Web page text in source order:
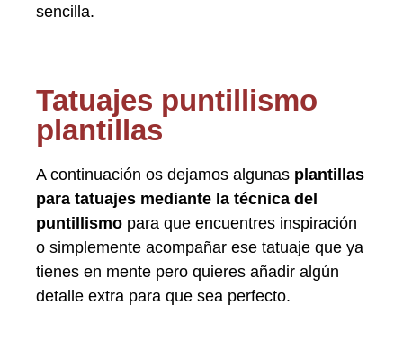
sencilla.
Tatuajes puntillismo
plantillas
A continuación os dejamos algunas plantillas
para tatuajes mediante la técnica del
puntillismo para que encuentres inspiración
o simplemente acompañar ese tatuaje que ya
tienes en mente pero quieres añadir algún
detalle extra para que sea perfecto.